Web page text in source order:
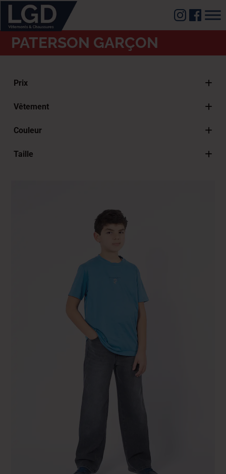
PATERSON GARÇON
Prix
Vêtement
Blousons
Couleur
Taille
10 ans FR - 33" GS - 33" US
12 ans FR - 35" GS - 35" US
14 ans FR - 37" GS - 37" US